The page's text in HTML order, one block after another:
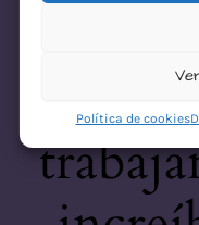
Política de cookies